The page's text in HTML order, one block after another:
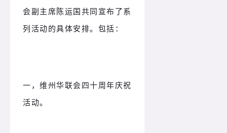
会副主席陈运国共同宣布了系
列活动的具体安排。 包括：
一，维州华联会四十周年庆祝
活动。